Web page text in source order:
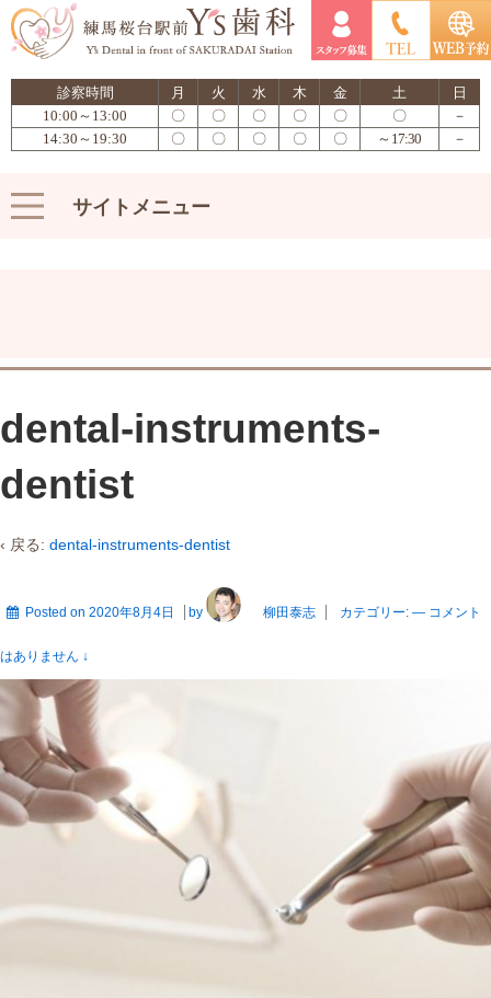
診察時間 月 火 水 木 金 土
日
10:00～13:00
〇 〇 〇 〇 〇 〇
－
14:30～19:30
〇 〇 〇 〇 〇 ～17:30 －
サイトメニュー
dental-instruments-
dentist
‹ 戻る: dental-instruments-dentist
Posted on 2020年8月4日 by 柳田泰志 カテゴリー: — コメント
はありません ↓